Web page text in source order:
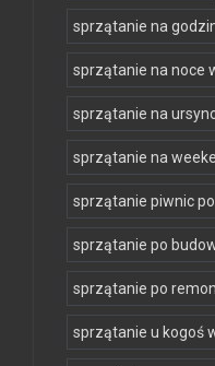
sprzątanie na
sprzątanie na noce
sprzątanie na
sprzątanie na
sprzątanie piwnic
sprzątanie po
sprzątanie po
sprzątanie u kogoś